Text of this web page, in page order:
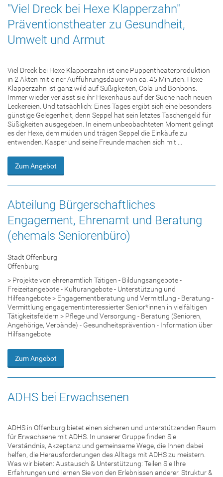
"Viel Dreck bei Hexe Klapperzahn"
Präventionstheater zu Gesundheit,
Umwelt und Armut
Viel Dreck bei Hexe Klapperzahn ist eine Puppentheaterproduktion
in 2 Akten mit einer Aufführungsdauer von ca. 45 Minuten. Hexe
Klapperzahn ist ganz wild auf Süßigkeiten, Cola und Bonbons.
Immer wieder verlässt sie ihr Hexenhaus auf der Suche nach neuen
Leckereien. Und tatsächlich: Eines Tages ergibt sich eine besonders
günstige Gelegenheit, denn Seppel hat sein letztes Taschengeld für
Süßigkeiten ausgegeben. In einem unbeobachteten Moment gelingt
es der Hexe, dem müden und trägen Seppel die Einkäufe zu
entwenden. Kasper und seine Freunde machen sich mit ...
Zum Angebot
Abteilung Bürgerschaftliches
Engagement, Ehrenamt und Beratung
(ehemals Seniorenbüro)
Stadt Offenburg
Offenburg
> Projekte von ehrenamtlich Tätigen - Bildungsangebote -
Freizeitangebote - Kulturangebote - Unterstützung und
Hilfeangebote > Engagementberatung und Vermittlung - Beratung -
Vermittlung engagementinteressierter Senior*innen in vielfältigen
Tätigkeitsfeldern > Pflege und Versorgung - Beratung (Senioren,
Angehörige, Verbände) - Gesundheitsprävention - Information über
Hilfsangebote
Zum Angebot
ADHS bei Erwachsenen
ADHS in Offenburg bietet einen sicheren und unterstützenden Raum
für Erwachsene mit ADHS. In unserer Gruppe finden Sie
Verständnis, Akzeptanz und gemeinsame Wege, die Ihnen dabei
helfen, die Herausforderungen des Alltags mit ADHS zu meistern.
Was wir bieten: Austausch & Unterstützung: Teilen Sie Ihre
Erfahrungen und lernen Sie von den Erlebnissen anderer. Struktur &